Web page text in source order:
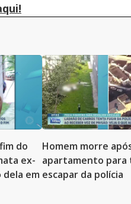
do
ex-
em
Homem morre
apartamento
escapar da polícia